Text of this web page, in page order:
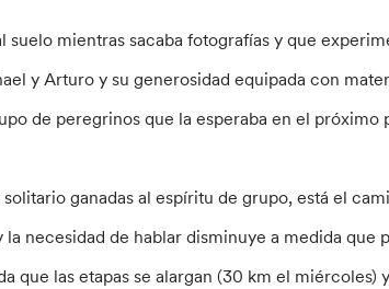
suelo mientras sacaba fotografías y que
y Arturo y su generosidad equipada con
de peregrinos que la esperaba en el próximo
ganadas al espíritu de grupo, está el
necesidad de hablar disminuye a medida que
que las etapas se alargan (30 km el miércoles)